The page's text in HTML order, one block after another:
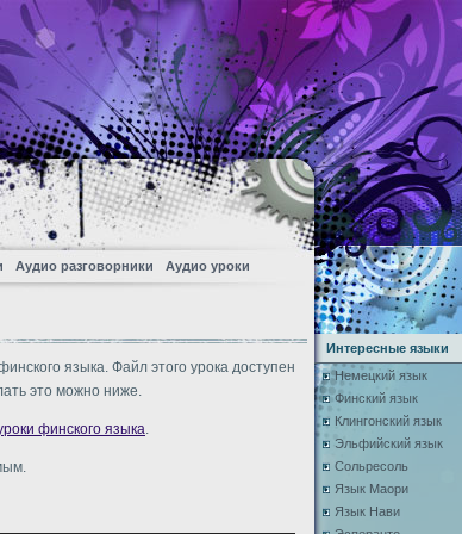
Аудио разговорники Аудио уроки
языка. Файл этого урока доступен
это можно ниже.
финского языка.
Интересные языки
Немецкий язык
Финский язык
Клингонский язык
Эльфийский язык
Сольресоль
Язык Маори
Язык Нави